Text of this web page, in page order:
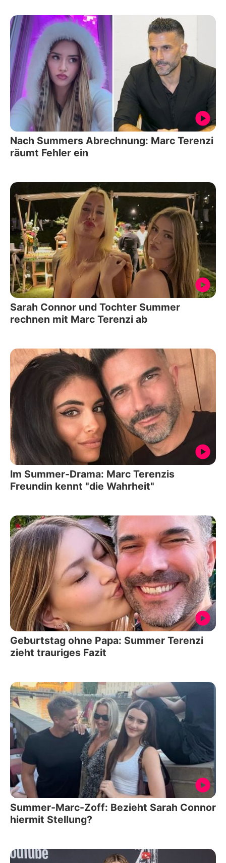
Nach Summers Abrechnung: Marc Terenzi
räumt Fehler ein
Sarah Connor und Tochter Summer
rechnen mit Marc Terenzi ab
Im Summer-Drama: Marc Terenzis
Freundin kennt "die Wahrheit"
Geburtstag ohne Papa: Summer Terenzi
zieht trauriges Fazit
Summer-Marc-Zoff: Bezieht Sarah Connor
hiermit Stellung?